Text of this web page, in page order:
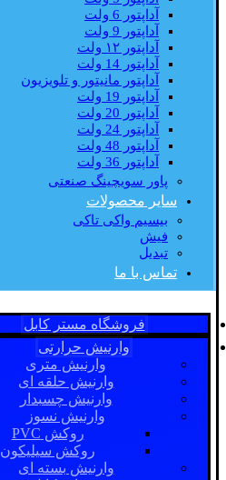
آداپتور 6 ولت
آداپتور 9 ولت
آداپتور ۱۲ ولت
آداپتور 14 ولت
آداپتور مانیتور و تلویزیون
آداپتور 19 ولت
آداپتور 20 ولت
آداپتور 24 ولت
آداپتور 48 ولت
آداپتور 36 ولت
پاور سویچینگ صنعتی
سایر محصولات
بیسیم واکی تاکی
فیش
تبدیل
تماس با ما
فروشگاه مستر کابل
وارنیش حرارتی
وارنیش متری
وارنیش حلقه ای
وارنیش چسبدار
وارنیش نسوز
روکش PVC
روکش سیلیکون
وارنیش بسته ای